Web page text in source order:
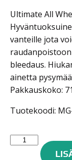
Ultimate All
vanteille jota
bleedaus.
ainetta
Pakkauskoko:
Tuotekoodi:
Meguiar's
Ultimate